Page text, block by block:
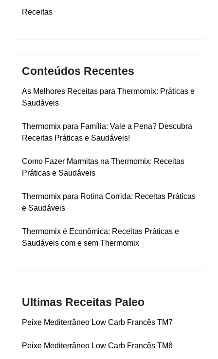
Receitas
Conteúdos Recentes
As Melhores Receitas para Thermomix: Práticas e
Saudáveis
Thermomix para Família: Vale a Pena? Descubra
Receitas Práticas e Saudáveis!
Como Fazer Marmitas na Thermomix: Receitas
Práticas e Saudáveis
Thermomix para Rotina Corrida: Receitas Práticas
e Saudáveis
Thermomix é Econômica: Receitas Práticas e
Saudáveis com e sem Thermomix
Ultimas Receitas Paleo
Peixe Mediterrâneo Low Carb Francês TM7
Peixe Mediterrâneo Low Carb Francês TM6